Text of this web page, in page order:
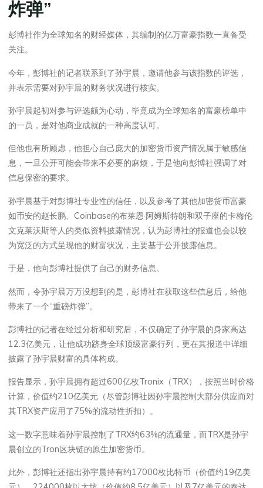
炸弹”
彭博社作为全球知名的财经媒体，其编制的亿万富豪指数一直备受
关注。
今年，彭博社的记者联系到了孙宇晨，邀请他参与该指数的评选，
并表示需要对孙宇晨的财务状况进行核实。
孙宇晨起初对参与评选颇为心动，毕竟成为全球知名的富豪榜单中
的一员，是对他商业成就的一种高度认可。
但他也有所顾虑，他担心自己庞大的加密货币资产情况属于敏感信
息，一旦公开可能会带来不必要的麻烦，于是他向彭博社强调了对
信息保密的要求。
孙宇晨基于对彭博社专业性的信任，以及参考了其他加密货币富豪
如币安的赵长鹏、Coinbase的布莱恩·阿姆斯特朗和双子座的卡梅伦·
文克莱沃斯等人的类似资料披露情况，认为彭博社的报道也会以较
为宽泛的方式呈现他的财富状况，主要基于公开披露信息。
于是，他向彭博社提供了自己的财务信息。
然而，令孙宇晨万万没想到的是，彭博社在获取这些信息后，给他
带来了一个“重磅炸弹”。
彭博社的记者在经过分析和研究后，不仅确定了孙宇晨的身家高达
12.3亿美元，让他成功跻身全球顶级富豪行列，更在其报道中详细
披露了孙宇晨财富的具体构成。
报告显示，孙宇晨拥有超过600亿枚Tronix（TRX），按照当时价格
计算，价值约210亿美元（尽管彭博社因孙宇晨控制大部分供应而对
其TRX资产应用了75%的流动性折扣）。
这一数字意味着孙宇晨控制了TRX约63%的流通量，而TRX是孙宇
晨创立的Tron区块链的原生加密货币。
此外，彭博社还指出孙宇晨持有约17000枚比特币（价值约19亿美